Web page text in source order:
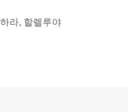
라, 할렐루야